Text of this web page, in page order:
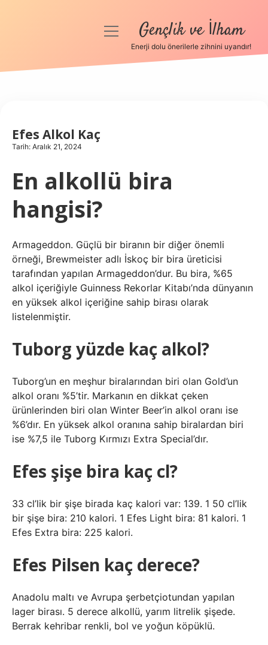
Anasayfa
Hakkımızda
menüyüGençlik ve İlham
Enerji dolu önerilerle zihnini uyandır!
Efes Alkol Kaç
Tarih: Aralık 21, 2024
En alkollü bira
hangisi?
Armageddon. Güçlü bir biranın bir diğer önemli
örneği, Brewmeister adlı İskoç bir bira üreticisi
tarafından yapılan Armageddon’dur. Bu bira, %65
alkol içeriğiyle Guinness Rekorlar Kitabı’nda dünyanın
en yüksek alkol içeriğine sahip birası olarak
listelenmiştir.
Tuborg yüzde kaç alkol?
Tuborg’un en meşhur biralarından biri olan Gold’un
alkol oranı %5’tir. Markanın en dikkat çeken
ürünlerinden biri olan Winter Beer’in alkol oranı ise
%6’dır. En yüksek alkol oranına sahip biralardan biri
ise %7,5 ile Tuborg Kırmızı Extra Special’dır.
Efes şişe bira kaç cl?
33 cl’lik bir şişe birada kaç kalori var: 139. 1 50 cl’lik
bir şişe bira: 210 kalori. 1 Efes Light bira: 81 kalori. 1
Efes Extra bira: 225 kalori.
Efes Pilsen kaç derece?
Anadolu maltı ve Avrupa şerbetçiotundan yapılan
lager birası. 5 derece alkollü, yarım litrelik şişede.
Berrak kehribar renkli, bol ve yoğun köpüklü.